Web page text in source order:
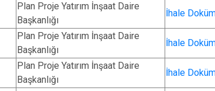
Plan Proje Yatırım İnşaat Daire
Başkanlığı
İhale
Plan Proje Yatırım İnşaat Daire
Başkanlığı
İhale
Plan Proje Yatırım İnşaat Daire
Başkanlığı
İhale